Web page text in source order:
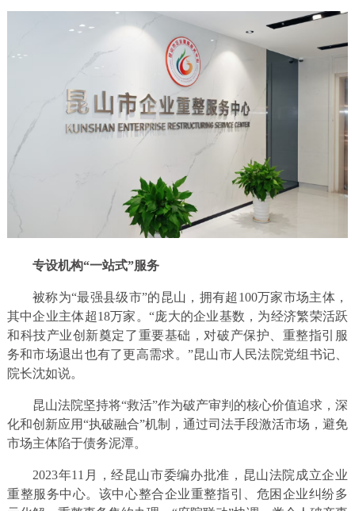
专设机构“一站式”服务
被称为“最强县级市”的昆山，拥有超100万家市场主体，
其中企业主体超18万家。“庞大的企业基数，为经济繁荣活跃
和科技产业创新奠定了重要基础，对破产保护、重整指引服
务和市场退出也有了更高需求。”昆山市人民法院党组书记、
院长沈如说。
昆山法院坚持将“救活”作为破产审判的核心价值追求，深
化和创新应用“执破融合”机制，通过司法手段激活市场，避免
市场主体陷于债务泥潭。
2023年11月，经昆山市委编办批准，昆山法院成立企业
重整服务中心。该中心整合企业重整指引、危困企业纠纷多